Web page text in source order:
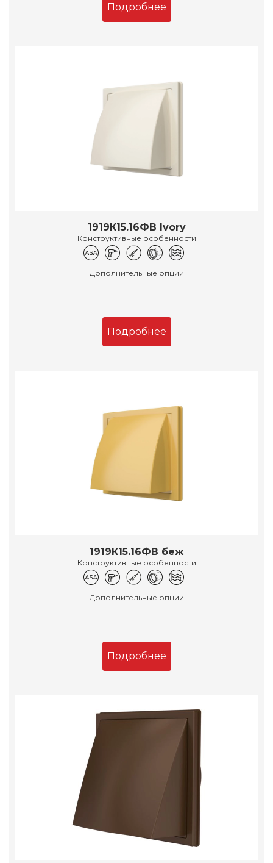
Подробнее
1919К15.16ФВ Ivory
Конструктивные особенности
Дополнительные опции
Подробнее
1919К15.16ФВ беж
Конструктивные особенности
Дополнительные опции
Подробнее